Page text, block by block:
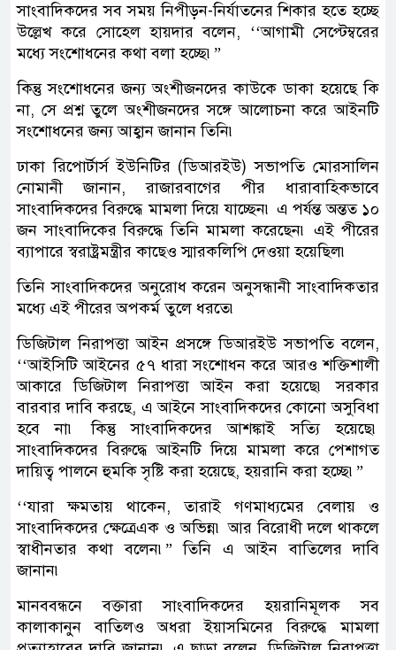
সাংবাদিকদের সব সময় নিপীড়ন-নির্যাতনের শিকার হতে হচ্ছে
উল্লেখ করে সোহেল হায়দার বলেন, ‘‘আগামী সেপ্টেম্বরের
মধ্যে সংশোধনের কথা বলা হচ্ছে৷”
কিন্তু সংশোধনের জন্য অংশীজনদের কাউকে ডাকা হয়েছে কি
না, সে প্রশ্ন তুলে অংশীজনদের সঙ্গে আলোচনা করে আইনটি
সংশোধনের জন্য আহ্বান জানান তিনি৷
ঢাকা রিপোর্টার্স ইউনিটির (ডিআরইউ) সভাপতি মোরসালিন
নোমানী জানান, রাজারবাগের পীর ধারাবাহিকভাবে
সাংবাদিকদের বিরুদ্ধে মামলা দিয়ে যাচ্ছেন৷ এ পর্যন্ত অন্তত ১০
জন সাংবাদিকের বিরুদ্ধে তিনি মামলা করেছেন৷ এই পীরের
ব্যাপারে স্বরাষ্ট্রমন্ত্রীর কাছেও স্মারকলিপি দেওয়া হয়েছিল৷
তিনি সাংবাদিকদের অনুরোধ করেন অনুসন্ধানী সাংবাদিকতার
মধ্যে এই পীরের অপকর্ম তুলে ধরতে৷
ডিজিটাল নিরাপত্তা আইন প্রসঙ্গে ডিআরইউ সভাপতি বলেন,
‘‘আইসিটি আইনের ৫৭ ধারা সংশোধন করে আরও শক্তিশালী
আকারে ডিজিটাল নিরাপত্তা আইন করা হয়েছে৷ সরকার
বারবার দাবি করছে, এ আইনে সাংবাদিকদের কোনো অসুবিধা
হবে না৷ কিন্তু সাংবাদিকদের আশঙ্কাই সত্যি হয়েছে৷
সাংবাদিকদের বিরুদ্ধে আইনটি দিয়ে মামলা করে পেশাগত
দায়িত্ব পালনে হুমকি সৃষ্টি করা হয়েছে, হয়রানি করা হচ্ছে৷”
‘‘যারা ক্ষমতায় থাকেন, তারাই গণমাধ্যমের বেলায় ও
সাংবাদিকদের ক্ষেত্রেএক ও অভিন্ন৷ আর বিরোধী দলে থাকলে
স্বাধীনতার কথা বলেন৷” তিনি এ আইন বাতিলের দাবি
জানান৷
মানববন্ধনে বক্তারা সাংবাদিকদের হয়রানিমূলক সব
কালাকানুন বাতিলও অধরা ইয়াসমিনের বিরুদ্ধে মামলা